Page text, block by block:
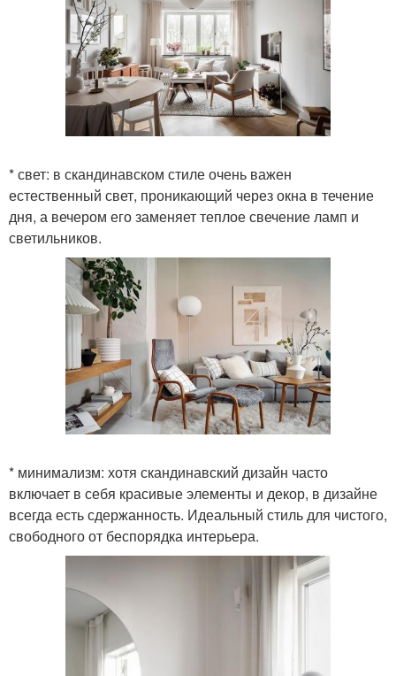
* свет: в скандинавском стиле очень важен
естественный свет, проникающий через окна в течение
дня, а вечером его заменяет теплое свечение ламп и
светильников.
* минимализм: хотя скандинавский дизайн часто
включает в себя красивые элементы и декор, в дизайне
всегда есть сдержанность. Идеальный стиль для чистого,
свободного от беспорядка интерьера.